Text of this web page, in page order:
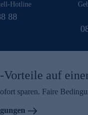
Hotline
88
Vorteile auf
sparen. Faire